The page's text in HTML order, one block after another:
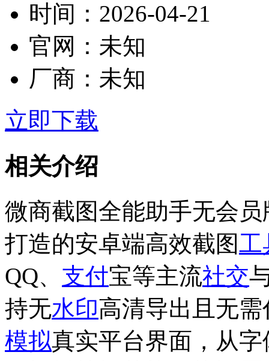
时间： 2026-04-21
官网： 未知
厂商： 未知
立即下载
相关介绍
微商截图全能助手无会
打造的安卓端高效截图工
QQ、 支付宝等主流社交
持无水印高清导出且无
模拟真实平台界面，从